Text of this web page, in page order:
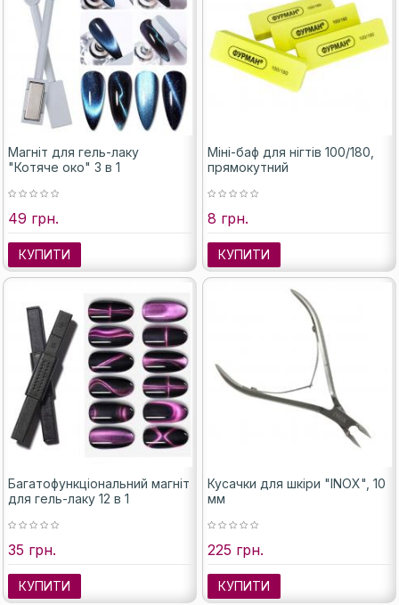
Магніт для гель-лаку
"Котяче око" 3 в 1
49 грн.
КУПИТИ
Міні-баф для нігтів 100/180,
прямокутний
8 грн.
КУПИТИ
Багатофункціональний магніт
для гель-лаку 12 в 1
35 грн.
КУПИТИ
Кусачки для шкіри "INOX", 10
мм
225 грн.
КУПИТИ